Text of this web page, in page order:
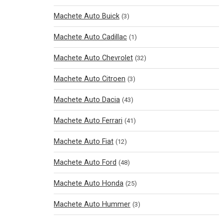
Machete Auto Buick (3)
Machete Auto Cadillac (1)
Machete Auto Chevrolet (32)
Machete Auto Citroen (3)
Machete Auto Dacia (43)
Machete Auto Ferrari (41)
Machete Auto Fiat (12)
Machete Auto Ford (48)
Machete Auto Honda (25)
Machete Auto Hummer (3)